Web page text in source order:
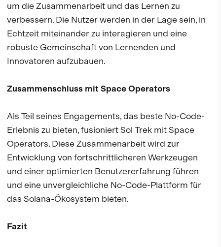
um die Zusammenarbeit und das Lernen zu
verbessern. Die Nutzer werden in der Lage sein, in
Echtzeit miteinander zu interagieren und eine
robuste Gemeinschaft von Lernenden und
Innovatoren aufzubauen.
Zusammenschluss mit Space Operators
Als Teil seines Engagements, das beste No-Code-
Erlebnis zu bieten, fusioniert Sol Trek mit Space
Operators. Diese Zusammenarbeit wird zur
Entwicklung von fortschrittlicheren Werkzeugen
und einer optimierten Benutzererfahrung führen
und eine unvergleichliche No-Code-Plattform für
das Solana-Ökosystem bieten.
Fazit